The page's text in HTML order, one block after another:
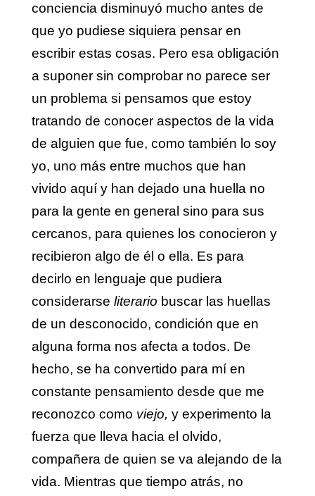
conciencia disminuyó mucho antes de
que yo pudiese siquiera pensar en
escribir estas cosas. Pero esa obligación
a suponer sin comprobar no parece ser
un problema si pensamos que estoy
tratando de conocer aspectos de la vida
de alguien que fue, como también lo soy
yo, uno más entre muchos que han
vivido aquí y han dejado una huella no
para la gente en general sino para sus
cercanos, para quienes los conocieron y
recibieron algo de él o ella. Es para
decirlo en lenguaje que pudiera
considerarse literario buscar las huellas
de un desconocido, condición que en
alguna forma nos afecta a todos. De
hecho, se ha convertido para mí en
constante pensamiento desde que me
reconozco como viejo, y experimento la
fuerza que lleva hacia el olvido,
compañera de quien se va alejando de la
vida. Mientras que tiempo atrás, no